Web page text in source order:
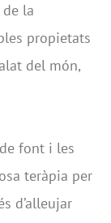
la
propietats
del món,
font i les
teràpia per
d’alleujar